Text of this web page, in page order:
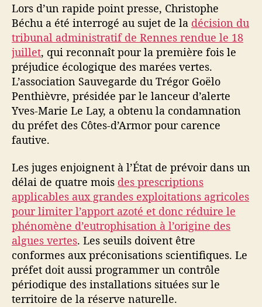
e
d
e
l
é
c
o
l
o
e
C
h
r
i
s
t
o
p
Lors d’un rapide point presse, Christophe
Béchu a été interrogé au sujet de la décision du
tribunal administratif de Rennes rendue le 18
juillet, qui reconnaît pour la première fois le
préjudice écologique des marées vertes.
L’association Sauvegarde du Trégor Goëlo
Penthièvre, présidée par le lanceur d’alerte
Yves-Marie Le Lay, a obtenu la condamnation
du préfet des Côtes-d’Armor pour carence
fautive.
Les juges enjoignent à l’État de prévoir dans un
délai de quatre mois des prescriptions
applicables aux grandes exploitations agricoles
pour limiter l’apport azoté et donc réduire le
phénomène d’eutrophisation à l’origine des
algues vertes. Les seuils doivent être
conformes aux préconisations scientifiques. Le
préfet doit aussi programmer un contrôle
périodique des installations situées sur le
territoire de la réserve naturelle.